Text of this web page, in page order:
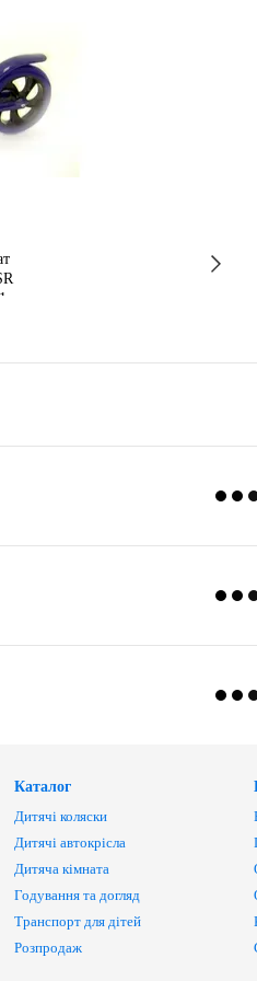
Каталог
Дитячі коляски
Дитячі автокрісла
Дитяча кімната
Годування та догляд
Транспорт для дітей
Розпродаж